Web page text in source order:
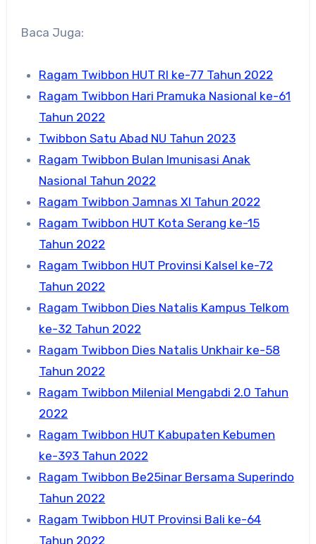
Baca Juga:
Ragam Twibbon HUT RI ke-77 Tahun 2022
Ragam Twibbon Hari Pramuka Nasional ke-61
Tahun 2022
Twibbon Satu Abad NU Tahun 2023
Ragam Twibbon Bulan Imunisasi Anak
Nasional Tahun 2022
Ragam Twibbon Jamnas XI Tahun 2022
Ragam Twibbon HUT Kota Serang ke-15
Tahun 2022
Ragam Twibbon HUT Provinsi Kalsel ke-72
Tahun 2022
Ragam Twibbon Dies Natalis Kampus Telkom
ke-32 Tahun 2022
Ragam Twibbon Dies Natalis Unkhair ke-58
Tahun 2022
Ragam Twibbon Milenial Mengabdi 2.0 Tahun
2022
Ragam Twibbon HUT Kabupaten Kebumen
ke-393 Tahun 2022
Ragam Twibbon Be25inar Bersama Superindo
Tahun 2022
Ragam Twibbon HUT Provinsi Bali ke-64
Tahun 2022